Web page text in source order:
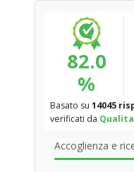
82.0
%
Basato su 14045
verificati da
Accoglienza e